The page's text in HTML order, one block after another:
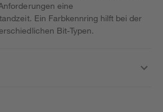
eine
Ein Farbkennring hilft bei der
Bit-Typen.